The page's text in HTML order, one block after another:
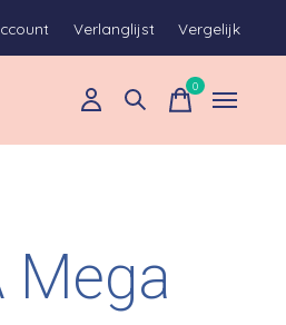
Verlanglijst Vergelijk
0items
Mega